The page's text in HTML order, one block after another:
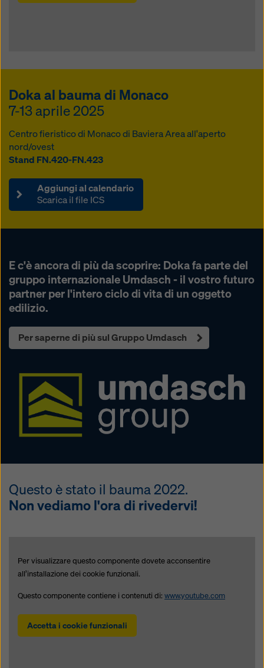
Doka al bauma di Monaco
7-13 aprile 2025
Centro fieristico di Monaco di Baviera Area all'aperto
nord/ovest
Stand FN.420-FN.423
Aggiungi al calendario
Scarica il file ICS
E c'è ancora di più da scoprire: Doka fa parte del
gruppo internazionale Umdasch - il vostro futuro
partner per l'intero ciclo di vita di un oggetto
edilizio.
Per saperne di più sul Gruppo Umdasch
Questo è stato il bauma 2022.
Non vediamo l'ora di rivedervi!
Per visualizzare questo componente dovete acconsentire
all’installazione dei cookie funzionali.
Questo componente contiene i contenuti di: www.youtube.com
Accetta i cookie funzionali